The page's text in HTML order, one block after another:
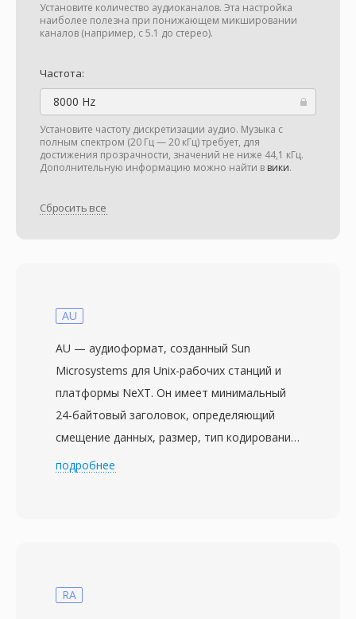
Установите количество аудиоканалов. Эта настройка
наиболее полезна при понижающем микшировании
каналов (например, с 5.1 до стерео).
Частота:
8000 Hz
Установите частоту дискретизации аудио. Музыка с
полным спектром (20 Гц — 20 кГц) требует, для
достижения прозрачности, значений не ниже 44,1 кГц.
Дополнительную информацию можно найти в вики.
Сбросить все
AU
AU — аудиоформат, созданный Sun
Microsystems для Unix-рабочих станций и
платформы NeXT. Он имеет минимальный
24-байтовый заголовок, определяющий
смещение данных, размер, тип кодирования,
частоту дискретизации и количество
используемое в телефонии), а также
подробнее
RA